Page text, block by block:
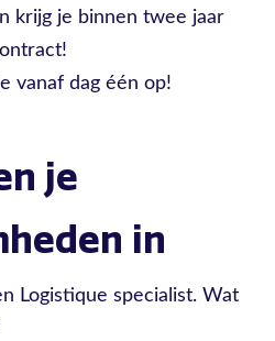
krijg je binnen twee jaar
vanaf dag één op!
je
in
Logistique specialist. Wat